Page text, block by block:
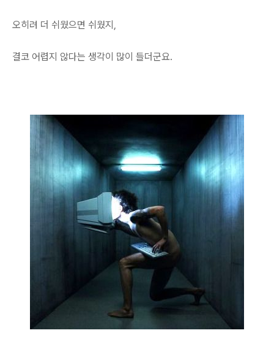
오히려 더 쉬웠으면 쉬웠지,
결코 어렵지 않다는 생각이 많이 들더군요.